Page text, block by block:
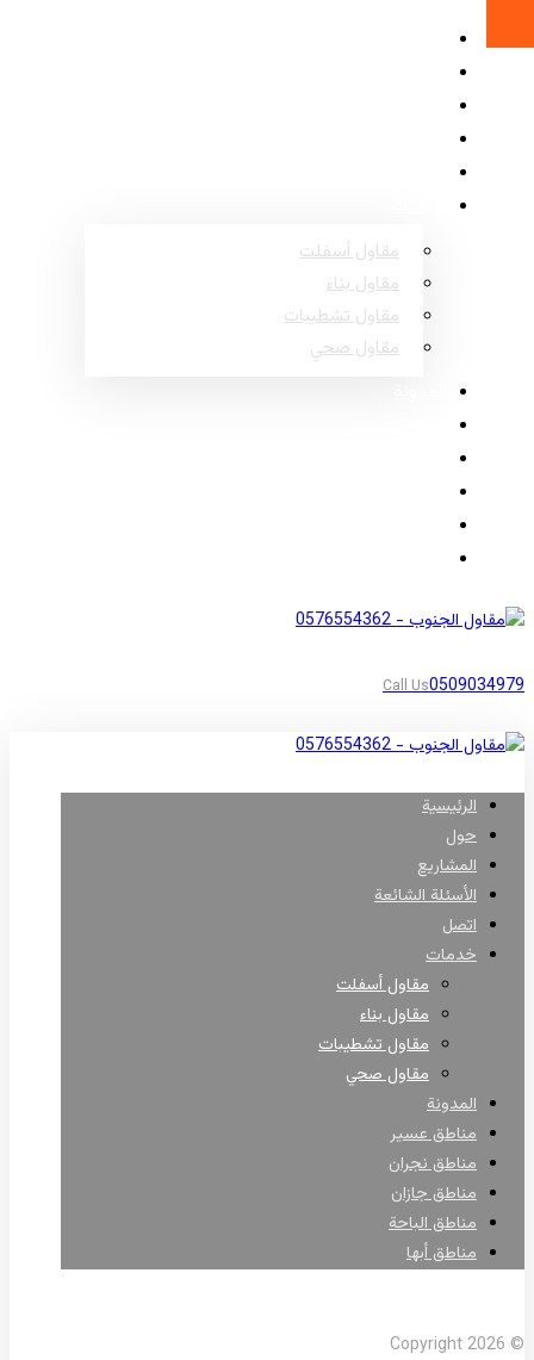
مقاول أسفلت
مقاول بناء
مقاول تشطيبات
مقاول صحي
Call Us0509034979
الرئيسية
حول
المشاريع
الأسئلة الشائعة
اتصل
خدمات
مقاول أسفلت
مقاول بناء
مقاول تشطيبات
مقاول صحي
المدونة
مناطق عسير
مناطق نجران
مناطق جازان
مناطق الباحة
مناطق أبها
© Copyright 2026